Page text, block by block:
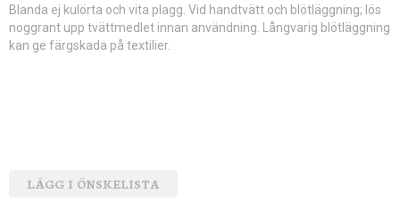
Blanda ej kulörta och vita plagg. Vid handtvätt och blötläggning; lös
noggrant upp tvättmedlet innan användning. Långvarig blötläggning
kan ge färgskada på textilier.
LÄGG I ÖNSKELISTA